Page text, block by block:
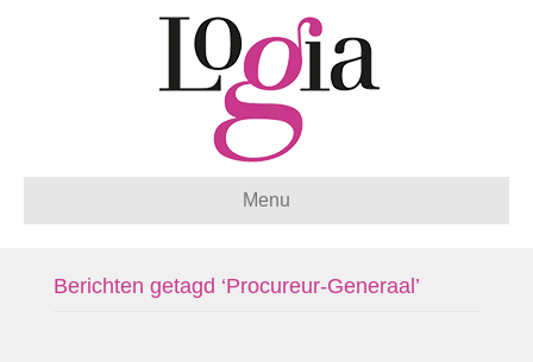
Menu
Berichten getagd ‘Procureur-Generaal’